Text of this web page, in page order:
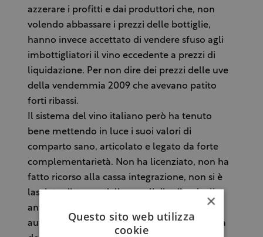
azzerare i profitti e dai produttori che, non
volendo abbassare i prezzi delle bottiglie,
hanno invece accettato di vendere sfuso agli
imbottigliatori il vino eccedente a prezzi di
liquidazione. Per non dire dei prezzi delle uve
della vendemmia 2009 che avevano patito
forti ribassi.
Il sistema del vino italiano però ha tenuto
bene mettendo in luce i suoi valori di
comparto sano, articolato e legato da forte
complementarietà. Non ha licenziato, non ha
fatto ricorso alla cassa integrazione, non si è
lasciato distrarre dalle usuali diatribe degli
antagonismi di casa nostra: varietà
autoctone/internazionali, territorio/non si sa
×
Questo sito web utilizza
cookie